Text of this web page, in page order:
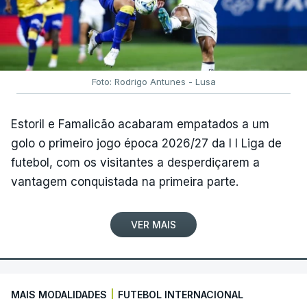
Foto: Rodrigo Antunes - Lusa
Estoril e Famalicão acabaram empatados a um
golo o primeiro jogo época 2026/27 da I I Liga de
futebol, com os visitantes a desperdiçarem a
vantagem conquistada na primeira parte.
VER MAIS
MAIS MODALIDADES FUTEBOL INTERNACIONAL